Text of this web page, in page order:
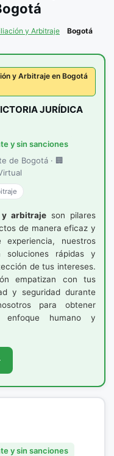
y Arbitraje Bogotá
y Arbitraje en Bogotá
JURÍDICA
y sin sanciones
de Bogotá · 🏢
y arbitraje son pilares
de manera eficaz y
nuestros
soluciones rápidas y
de tus intereses.
empatizan con tus
y seguridad durante
para obtener
enfoque humano y
y sin sanciones